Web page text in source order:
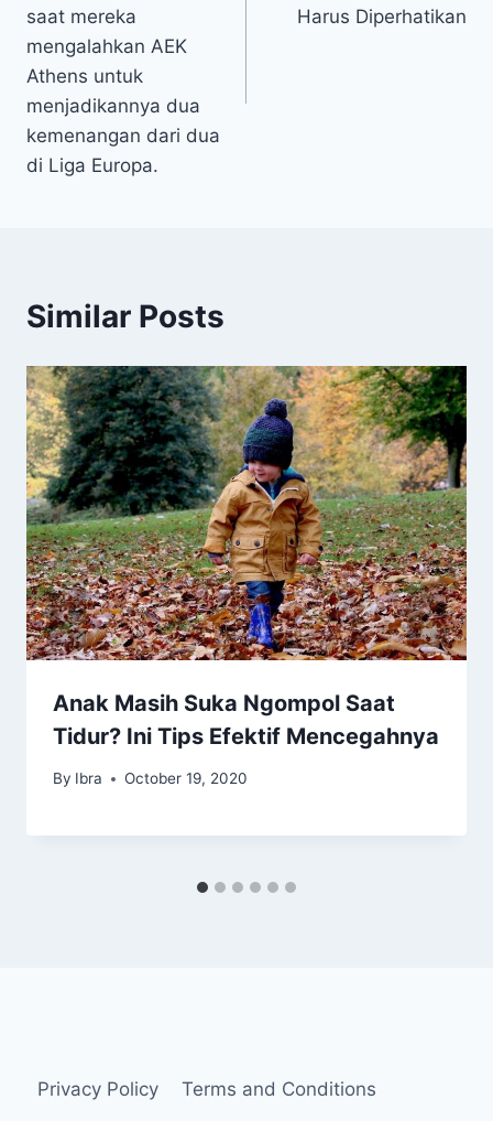
saat mereka
mengalahkan AEK
Athens untuk
menjadikannya dua
kemenangan dari dua
di Liga Europa.
Harus Diperhatikan
Similar Posts
Anak Masih Suka Ngompol Saat
Tidur? Ini Tips Efektif Mencegahnya
By Ibra October 19, 2020
Privacy Policy Terms and Conditions